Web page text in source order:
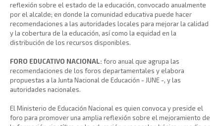
reflexión sobre el estado de la educación, convocado anualmente
por el alcalde; en donde la comunidad educativa puede hacer
recomendaciones a las autoridades locales para mejorar la calidad
y la cobertura de la educación, así como la equidad en la
distribución de los recursos disponibles.
FORO EDUCATIVO NACIONAL: foro anual que agrupa las
recomendaciones de los foros departamentales y elabora
propuestas a la Junta Nacional de Educación - JUNE -, y las
autoridades nacionales.
El Ministerio de Educación Nacional es quien convoca y preside el
foro para promover una amplia reflexión sobre el mejoramiento de